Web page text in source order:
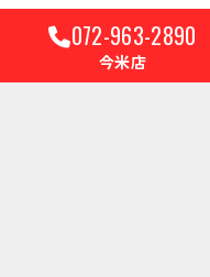
072-963-2890
今米店